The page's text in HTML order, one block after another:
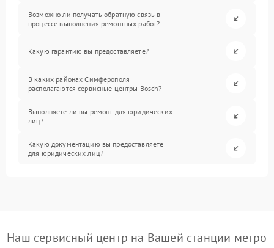
Возможно ли получать обратную связь в
процессе выполнения ремонтных работ?
Какую гарантию вы предоставляете?
В каких районах Симферополя
располагаются сервисные центры Bosch?
Выполняете ли вы ремонт для юридических
лиц?
Какую документацию вы предоставляете
для юридических лиц?
Наш сервисный центр на Вашей станции метро